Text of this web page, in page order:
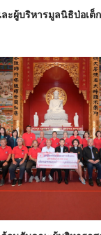
ะผู้บริหารมูลนิธิป่อเต็